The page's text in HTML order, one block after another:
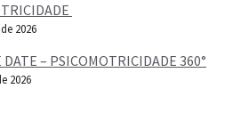
2026
DATE – PSICOMOTRICIDADE 360°
2026